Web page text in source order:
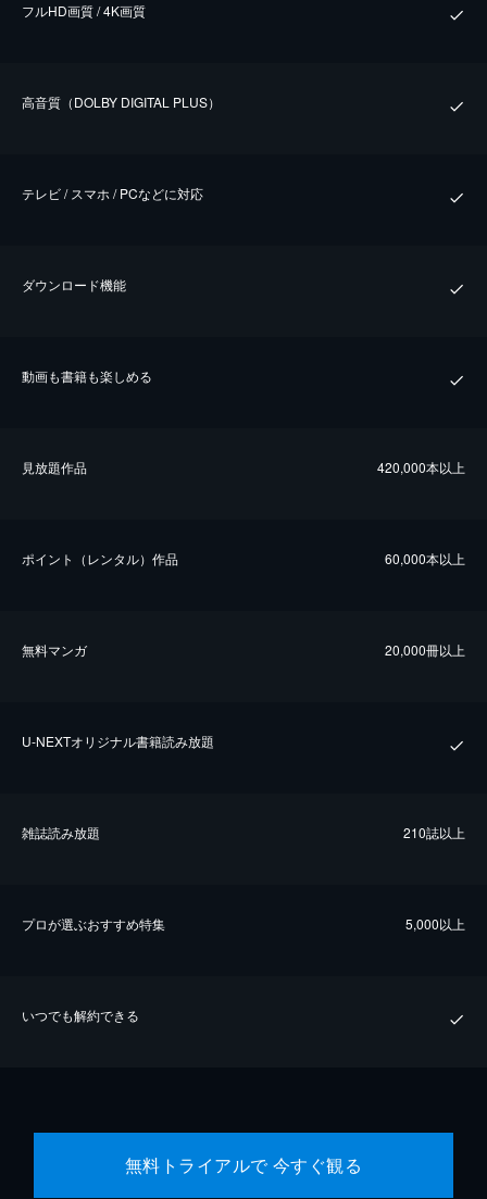
フルHD画質 / 4K画質
⾼⾳質（DOLBY DIGITAL PLUS）
テレビ / スマホ / PCなどに対応
ダウンロード機能
動画も書籍も楽しめる
⾒放題作品 420,000本以上
ポイント（レンタル）作品 60,000本以上
無料マンガ 20,000冊以上
U-NEXTオリジナル書籍読み放題
雑誌読み放題 210誌以上
プロが選ぶおすすめ特集 5,000以上
いつでも解約できる
無料トライアルで 今すぐ観る